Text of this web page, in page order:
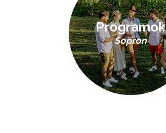
Programok
Sopron